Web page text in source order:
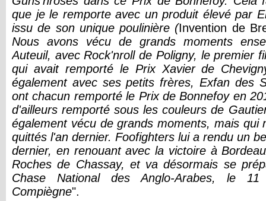
que je le remporte avec un produit élevé par
issu de son unique poulinière (Invention de
Nous avons vécu de grands moments
Auteuil, avec Rock'nroll de Poligny, le premier
qui avait remporté le Prix Xavier de
également avec ses petits frères, Exfan des
ont chacun remporté le Prix de Bonnefoy en
d'ailleurs remporté sous les couleurs de
également vécu de grands moments, mais qui
quittés l'an dernier. Foofighters lui a rendu un
dernier, en renouant avec la victoire à
Roches de Chassay, et va désormais se
Chase National des Anglo-Arabes, le
Compiègne".